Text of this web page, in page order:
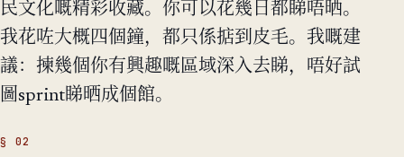
民文化嘅精彩收藏。你可以花幾日都睇唔晒。
我花咗大概四個鐘，都只係掂到皮毛。我嘅建
議：揀幾個你有興趣嘅區域深入去睇，唔好試
圖sprint睇晒成個館。